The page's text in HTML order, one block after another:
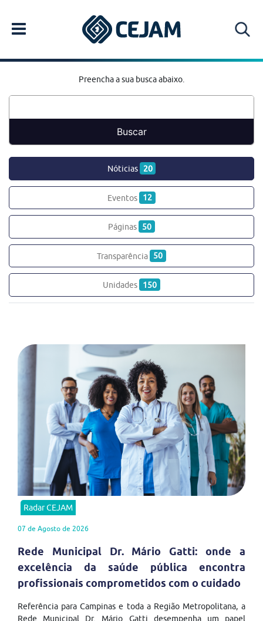
Preencha a sua busca abaixo.
Nóticias 20
Eventos 12
Páginas 50
Transparência 50
Unidades 150
Radar CEJAM
07 de Agosto de 2026
Rede Municipal Dr. Mário Gatti: onde a
excelência da saúde pública encontra
profissionais comprometidos com o cuidado
Referência para Campinas e toda a Região Metropolitana, a
Rede Municipal Dr. Mário Gatti desempenha um papel